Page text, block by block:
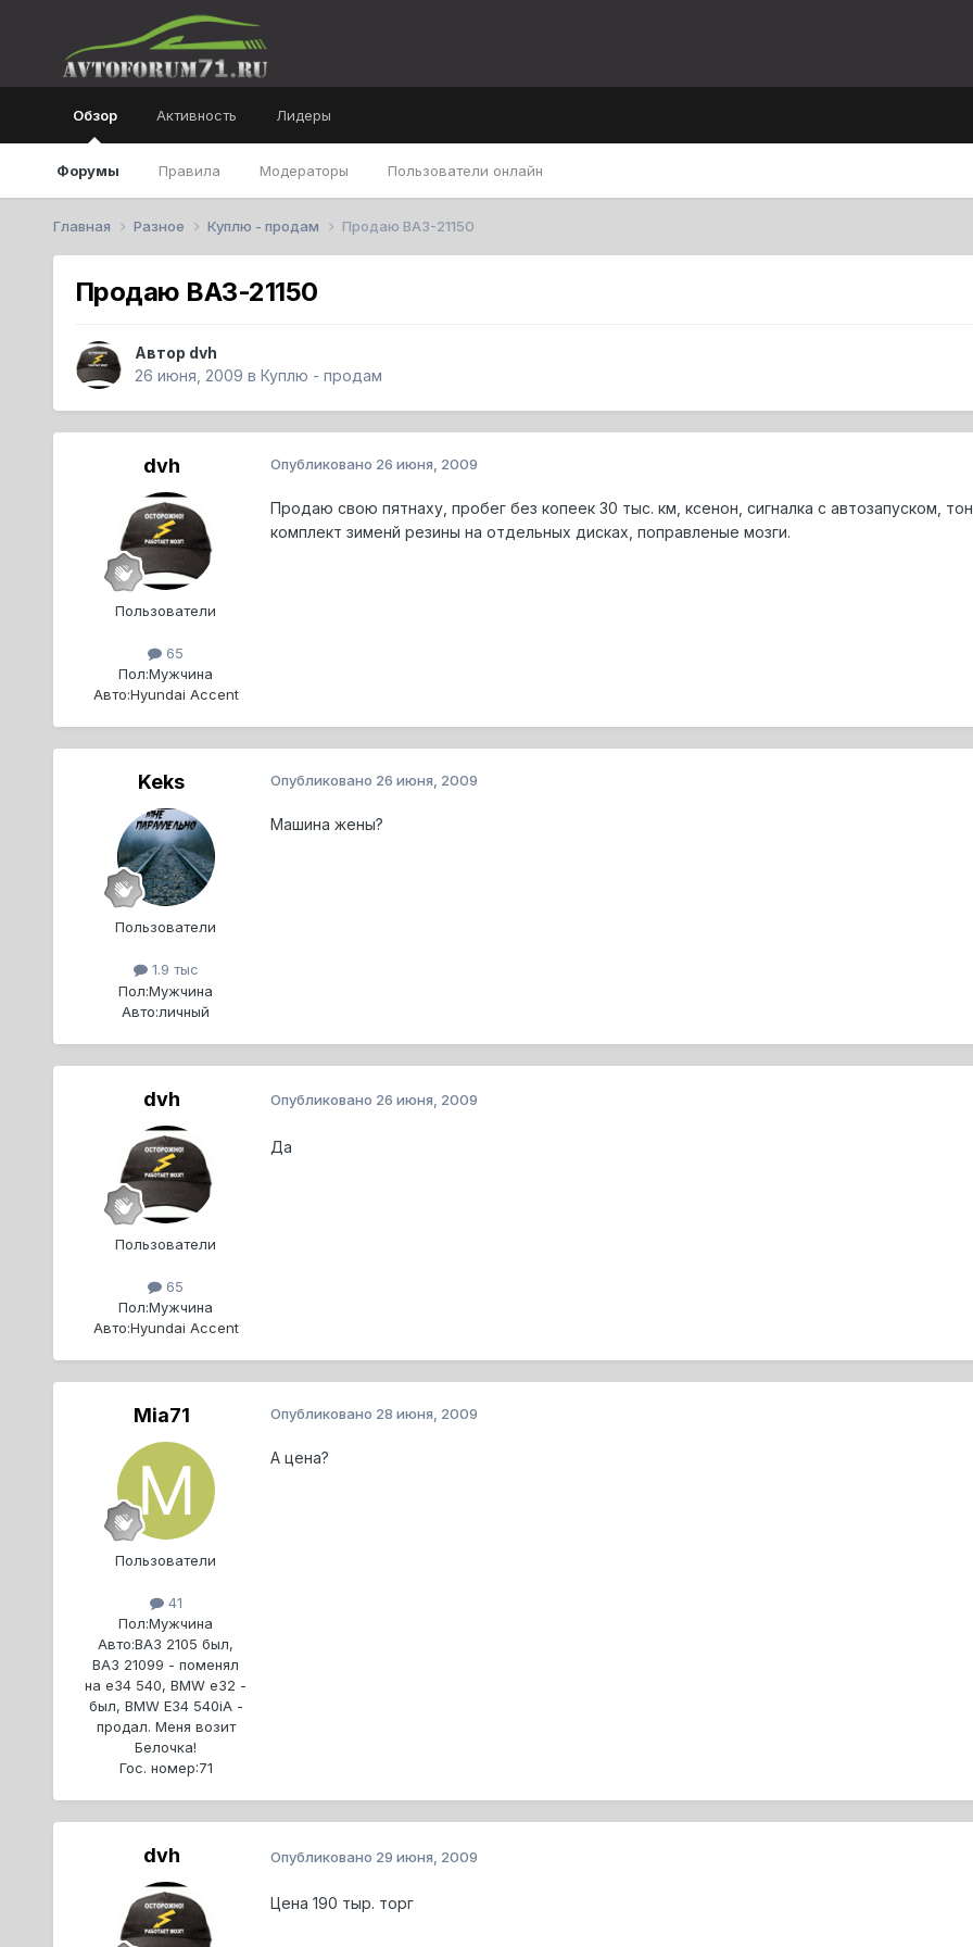
Обзор
Форумы Правила Модераторы Пользователи онлайн
Активность Лидеры
Главная Разное Куплю - продам Продаю ВАЗ-21150
Продаю ВАЗ-21150
Автор dvh
26 июня, 2009 в Куплю - продам
dvh
Пользователи
65
Пол:Мужчина
Авто:Hyundai Accent
Опубликовано 26 июня, 2009
Продаю свою пятнаху, пробег без копеек 30 тыс. км, ксенон, сигналка с автозапуском,
комплект зименй резины на отдельных дисках, поправленые мозги.
Keks
Пользователи
1.9 тыс
Пол:Мужчина
Авто:личный
Опубликовано 26 июня, 2009
Машина жены?
dvh
Пользователи
65
Пол:Мужчина
Авто:Hyundai Accent
Опубликовано 26 июня, 2009
Да
Mia71
Пользователи
41
Пол:Мужчина
Авто:ВАЗ 2105 был,
ВАЗ 21099 - поменял
на e34 540, BMW e32 -
был, BMW E34 540iA -
продал. Меня возит
Белочка!
Гос. номер:71
Опубликовано 28 июня, 2009
А цена?
dvh Опубликовано 29 июня, 2009
Цена 190 тыр. торг